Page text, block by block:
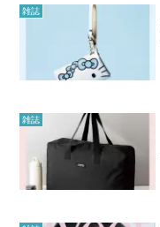
雑誌
雑誌